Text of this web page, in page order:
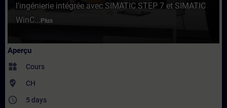
l'ingénierie intégrée avec SIMATIC STEP 7 et SIMATIC
WinC... Plus
Aperçu
widgets Cours
where_to_vote CH
access_time 5 days